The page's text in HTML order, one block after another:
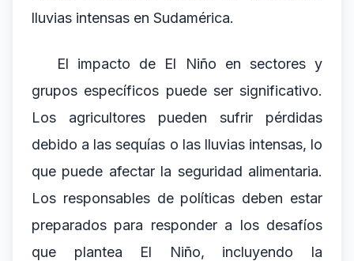
lluvias intensas en Sudamérica.
El impacto de El Niño en sectores y
grupos específicos puede ser significativo.
Los agricultores pueden sufrir pérdidas
debido a las sequías o las lluvias intensas, lo
que puede afectar la seguridad alimentaria.
Los responsables de políticas deben estar
preparados para responder a los desafíos
que plantea El Niño, incluyendo la